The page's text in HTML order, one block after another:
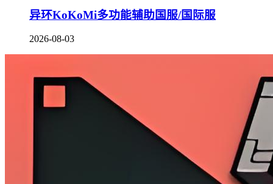
异环KoKoMi多功能辅助国服/国际服
2026-08-03